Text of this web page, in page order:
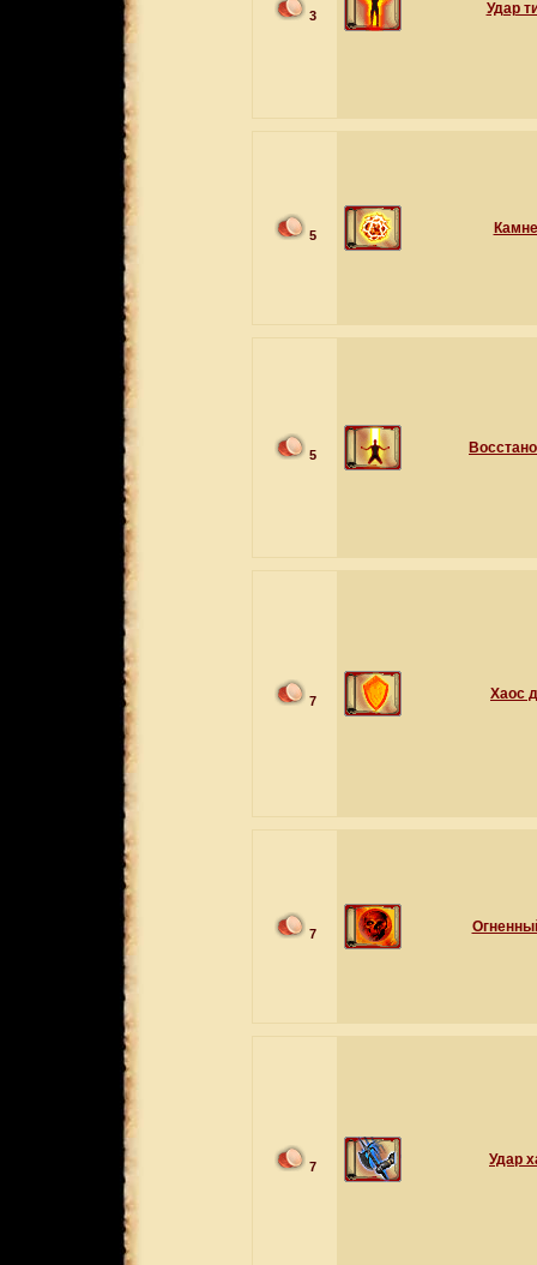
3 Удар
5
5
7 Хаос
7
7 Удар